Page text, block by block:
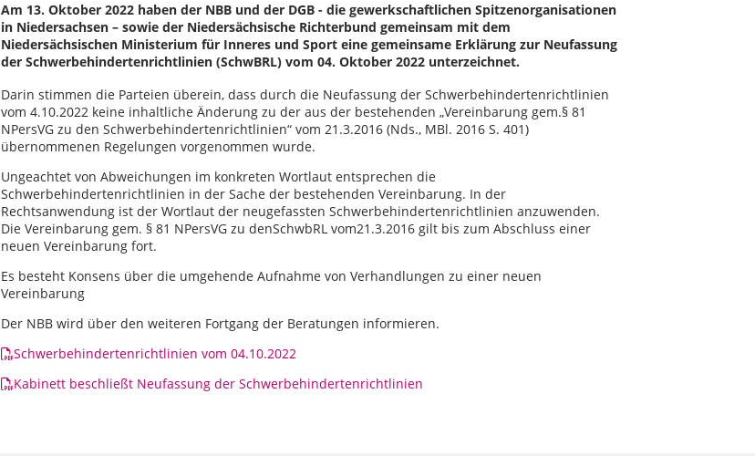
Am 13. Oktober 2022 haben der NBB und der DGB - die gewerkschaftlichen Spitzenorganisationen
in Niedersachsen – sowie der Niedersächsische Richterbund gemeinsam mit dem
Niedersächsischen Ministerium für Inneres und Sport eine gemeinsame Erklärung zur Neufassung
der Schwerbehindertenrichtlinien (SchwBRL) vom 04. Oktober 2022 unterzeichnet.
Darin stimmen die Parteien überein, dass durch die Neufassung der Schwerbehindertenrichtlinien
vom 4.10.2022 keine inhaltliche Änderung zu der aus der bestehenden „Vereinbarung gem.§ 81
NPersVG zu den Schwerbehindertenrichtlinien“ vom 21.3.2016 (Nds., MBl. 2016 S. 401)
übernommenen Regelungen vorgenommen wurde.
Ungeachtet von Abweichungen im konkreten Wortlaut entsprechen die
Schwerbehindertenrichtlinien in der Sache der bestehenden Vereinbarung. In der
Rechtsanwendung ist der Wortlaut der neugefassten Schwerbehindertenrichtlinien anzuwenden.
Die Vereinbarung gem. § 81 NPersVG zu denSchwbRL vom21.3.2016 gilt bis zum Abschluss einer
neuen Vereinbarung fort.
Es besteht Konsens über die umgehende Aufnahme von Verhandlungen zu einer neuen
Vereinbarung
Der NBB wird über den weiteren Fortgang der Beratungen informieren.
Schwerbehindertenrichtlinien vom 04.10.2022
Kabinett beschließt Neufassung der Schwerbehindertenrichtlinien